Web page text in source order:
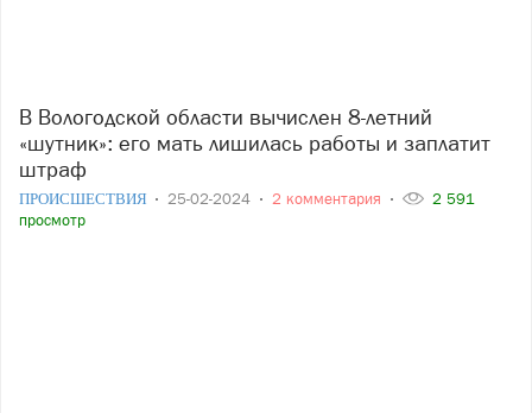
В Вологодской области вычислен 8-летний
«шутник»: его мать лишилась работы и заплатит
штраф
ПРОИСШЕСТВИЯ 25-02-2024 2 комментария
2 591
просмотр